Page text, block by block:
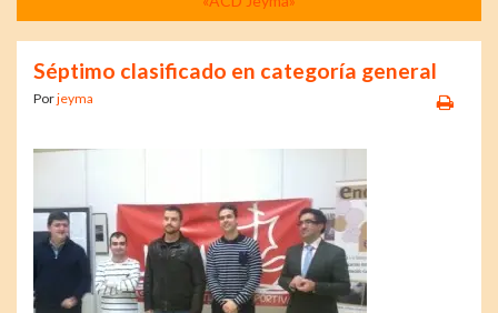
Séptimo clasificado en categoría general
Porjeyma